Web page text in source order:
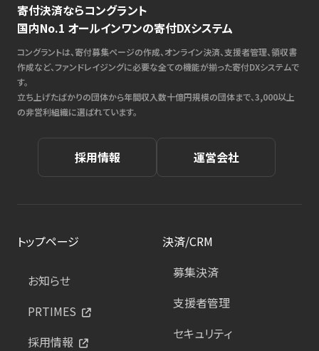
寄付決済ならコングラント
国内No.1 オールインワンの寄付DXシステム
コングラントは、寄付募集ページの作成、オンライン決済、支援者管理、領収書
作成など、ファンドレイジングに必要な全ての機能が揃った寄付DXシステムで
す。
立ち上げたばかりの団体から年間収入数十億円規模の団体まで、3,000以上
の非営利組織に選ばれています。
採用情報 運営会社
トップページ
お知らせ
PRTIMES
採用情報
決済/CRM
募集決済
支援者管理
セキュリティ